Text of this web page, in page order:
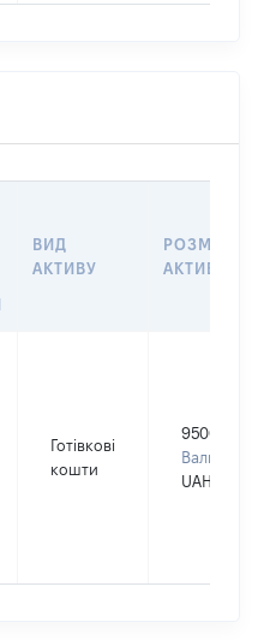
ВИД
АКТИВУ
РОЗМІР
АКТИВУ
Готівкові
кошти
950000
Валюта:
UAH